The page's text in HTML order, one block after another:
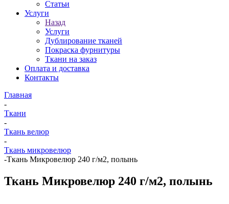
Статьи
Услуги
Назад
Услуги
Дублирование тканей
Покраска фурнитуры
Ткани на заказ
Оплата и доставка
Контакты
Главная
-
Ткани
-
Ткань велюр
-
Ткань микровелюр
-Ткань Микровелюр 240 г/м2, полынь
Ткань Микровелюр 240 г/м2, полынь